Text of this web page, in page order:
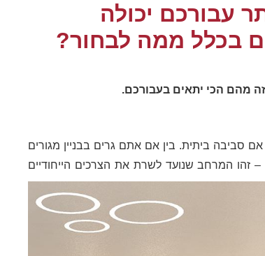
עבורכם יכולה
בכלל ממה לבחור?
מהם הכי יתאים בעבורכם.
סביבה ביתית. בין אם אתם גרים בבניין מגורים
זהו המרחב שנועד לשרת את הצרכים הייחודיים